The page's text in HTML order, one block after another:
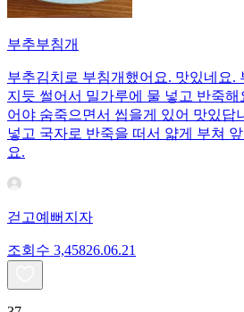
부추부침개
부추김치로 부침개했어요. 맛있네요.
지듯 썰어서 밀가루에 물 넣고 반죽
어야 숨죽으면서 씹을게 있어 맛있답
넣고 국자로 반죽을 떠서 얇게 부쳐
요.
걷고예뻐지자
조회수 3,45826.06.21